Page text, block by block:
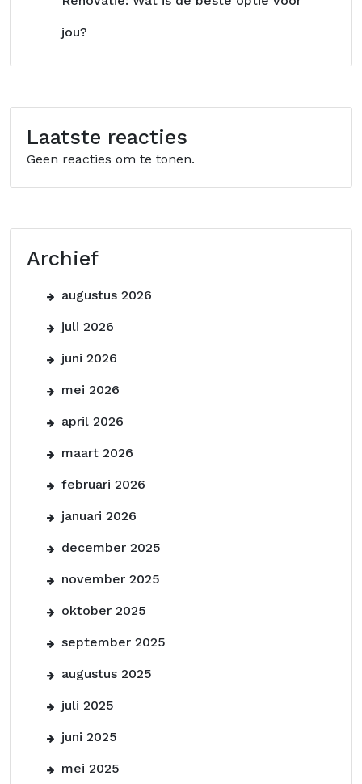
jou?
Laatste reacties
Geen reacties om te tonen.
Archief
augustus 2026
juli 2026
juni 2026
mei 2026
april 2026
maart 2026
februari 2026
januari 2026
december 2025
november 2025
oktober 2025
september 2025
augustus 2025
juli 2025
juni 2025
mei 2025